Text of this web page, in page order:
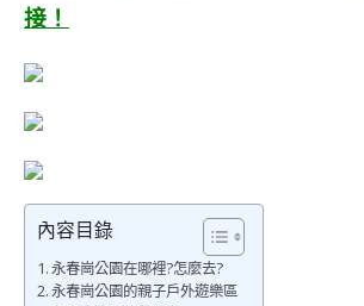
接！
內容目錄
永春崗公園在哪裡?怎麼去?
永春崗公園的親子戶外遊樂區